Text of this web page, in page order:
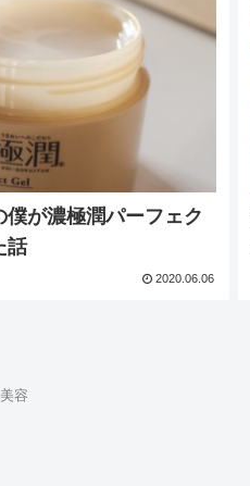
僕が濃極潤パーフェク
話
2020.06.06
美容